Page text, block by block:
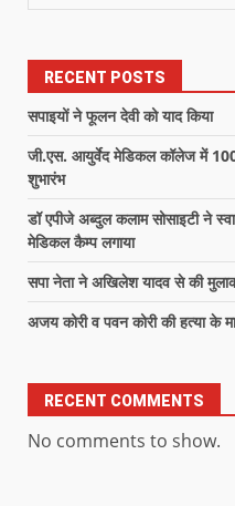
RECENT POSTS
सपाइयों ने फूलन देवी को याद किया
जी.एस. आयुर्वेद मेडिकल कॉलेज में 100
शुभारंभ
डॉ एपीजे अब्दुल कलाम सोसाइटी ने
मेडिकल कैम्प लगाया
सपा नेता ने अखिलेश यादव से की
अजय कोरी व पवन कोरी की हत्या के
RECENT COMMENTS
No comments to show.